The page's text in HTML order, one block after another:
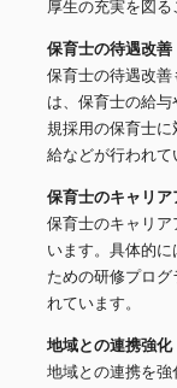
厚生の充実を図る
保育士の待遇改善
保育士の待遇改
は、保育士の給
規採用の保育士
給などが行われて
保育士のキャリア
保育士のキャリ
います。具体的
ための研修プロ
れています。
地域との連携強化
地域との連携を